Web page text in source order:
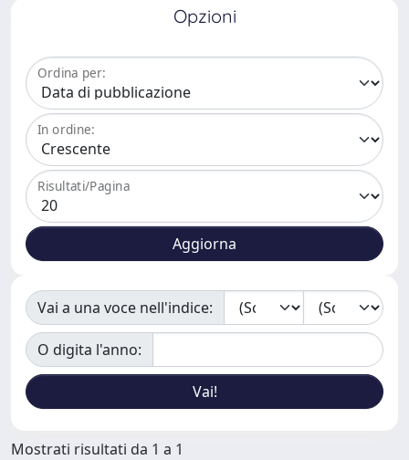
Opzioni
Ordina per:
In ordine:
Risultati/Pagina
Vai a una voce nell'indice:
O digita l'anno:
Mostrati risultati da 1 a 1